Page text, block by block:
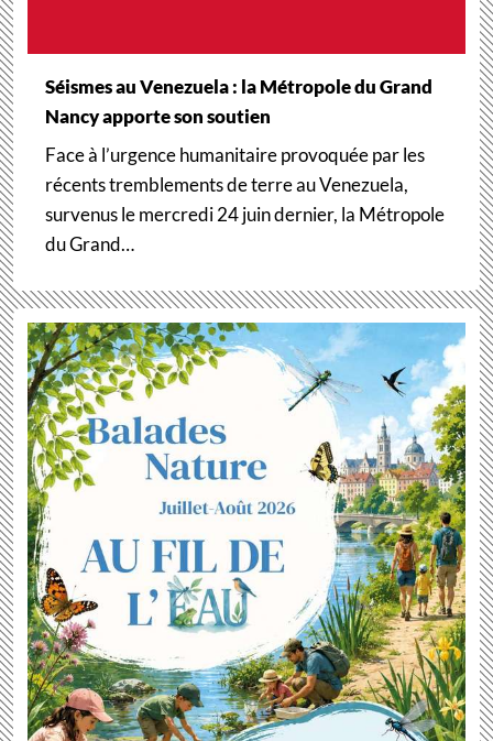
Séismes au Venezuela : la Métropole du Grand
Nancy apporte son soutien
Face à l’urgence humanitaire provoquée par les
récents tremblements de terre au Venezuela,
survenus le mercredi 24 juin dernier, la Métropole
du Grand…